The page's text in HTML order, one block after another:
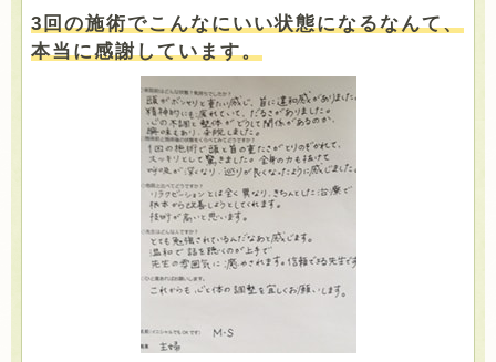
3回の施術でこんなにいい状態になるなんて、
本当に感謝しています。